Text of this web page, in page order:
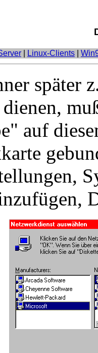
Linux-Clients
später
auf